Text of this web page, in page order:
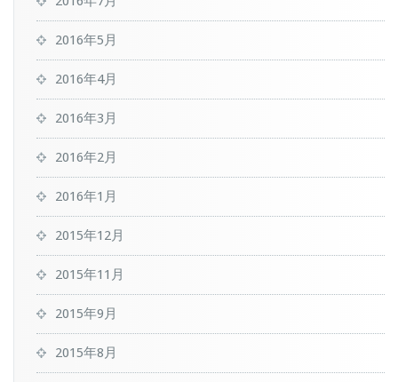
2016年5月
2016年4月
2016年3月
2016年2月
2016年1月
2015年12月
2015年11月
2015年9月
2015年8月